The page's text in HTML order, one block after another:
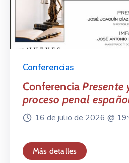
Conferencias
ConferenciaPresente
proceso penal
16 de julio de 2026 @
Más detalles